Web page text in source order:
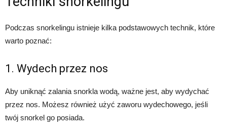
Podczas snorkelingu istnieje kilka podstawowych technik, które
warto poznać:
1. Wydech przez nos
Aby uniknąć zalania snorkla wodą, ważne jest, aby wydychać
przez nos. Możesz również użyć zaworu wydechowego, jeśli
twój snorkel go posiada.